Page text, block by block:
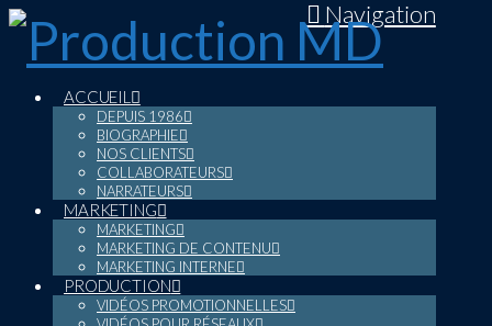
Navigation
ACCUEIL
DEPUIS 1986
BIOGRAPHIE
NOS CLIENTS
COLLABORATEURS
NARRATEURS
MARKETING
MARKETING
MARKETING DE CONTENU
MARKETING INTERNE
PRODUCTION
VIDÉOS PROMOTIONNELLES